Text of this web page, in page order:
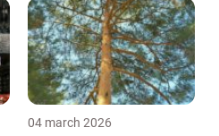
04 march 2026